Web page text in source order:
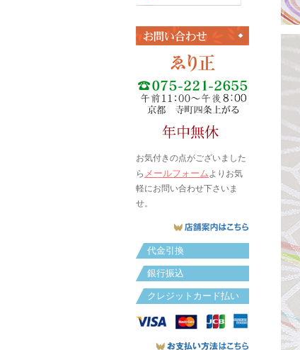
お気付きの点がございました
ら メールフォームよりお気
軽にお問い合わせ下さいま
せ。
代金引換
銀行振込
クレジットカード払い